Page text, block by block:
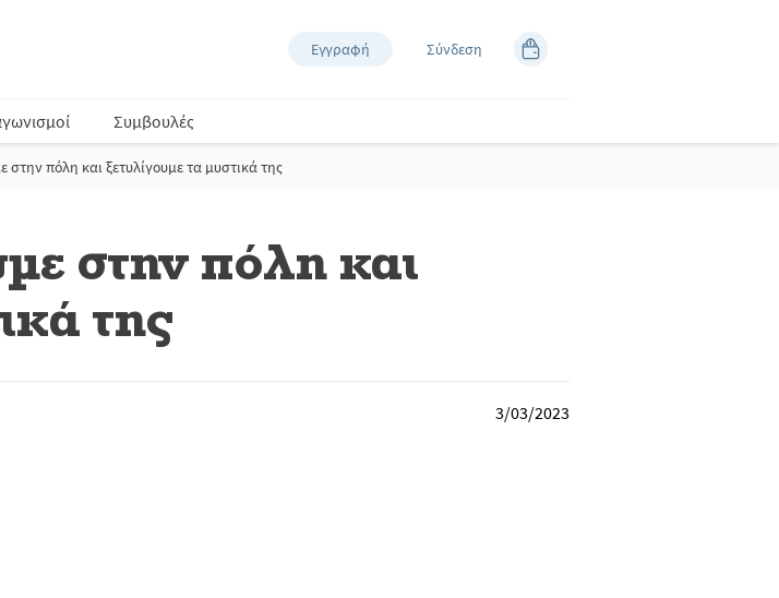
Εγγραφή Σύνδεση
Συμβουλές
στην πόλη και ξετυλίγουμε τα μυστικά της
στην πόλη και
της
3/03/2023